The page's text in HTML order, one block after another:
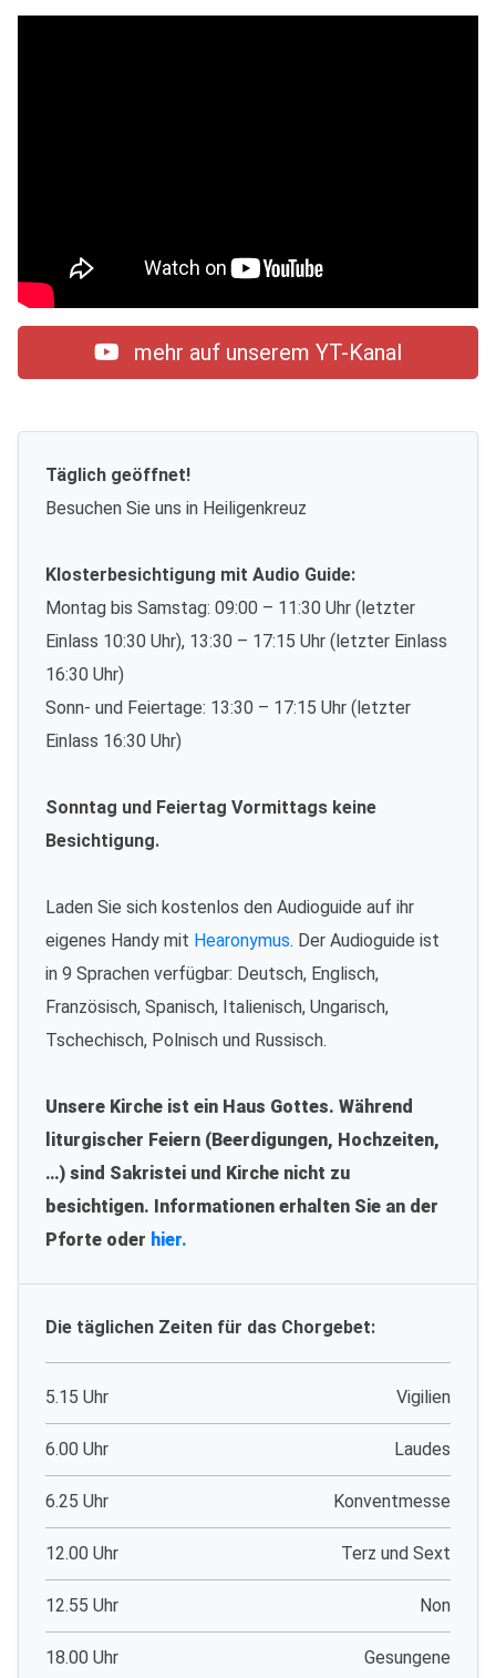
mehr auf unserem YT-Kanal
Täglich geöffnet!
Besuchen Sie uns in Heiligenkreuz
Klosterbesichtigung mit Audio Guide:
Montag bis Samstag: 09:00 – 11:30 Uhr (letzter
Einlass 10:30 Uhr), 13:30 – 17:15 Uhr (letzter Einlass
16:30 Uhr)
Sonn- und Feiertage: 13:30 – 17:15 Uhr (letzter
Einlass 16:30 Uhr)
Sonntag und Feiertag Vormittags keine
Besichtigung.
Laden Sie sich kostenlos den Audioguide auf ihr
eigenes Handy mit Hearonymus. Der Audioguide ist
in 9 Sprachen verfügbar: Deutsch, Englisch,
Französisch, Spanisch, Italienisch, Ungarisch,
Tschechisch, Polnisch und Russisch.
Unsere Kirche ist ein Haus Gottes. Während
liturgischer Feiern (Beerdigungen, Hochzeiten,
…) sind Sakristei und Kirche nicht zu
besichtigen. Informationen erhalten Sie an der
Pforte oder hier.
Die täglichen Zeiten für das Chorgebet:
5.15 Uhr Vigilien
6.00 Uhr Laudes
6.25 Uhr Konventmesse
12.00 Uhr Terz und Sext
12.55 Uhr Non
18.00 Uhr Gesungene